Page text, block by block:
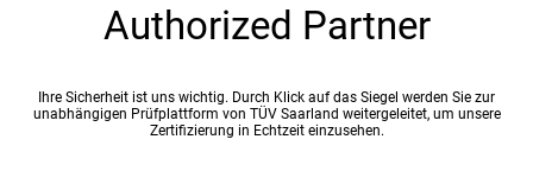
Authorized Partner
Ihre Sicherheit ist uns wichtig. Durch Klick auf das Siegel werden Sie zur
unabhängigen Prüfplattform von TÜV Saarland weitergeleitet, um unsere
Zertifizierung in Echtzeit einzusehen.